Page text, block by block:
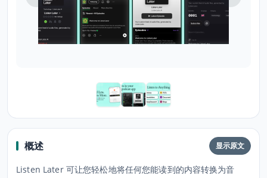
概述 显示原文
Listen Later 可让您轻松地将任何您能读到的内容转换为音